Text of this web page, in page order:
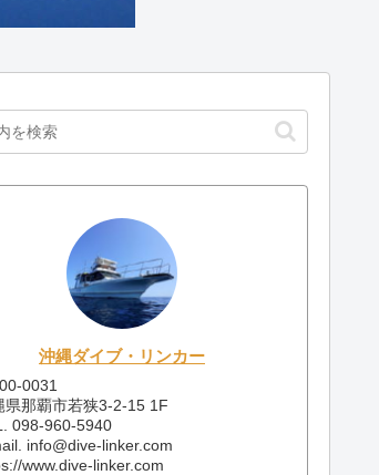
沖縄ダイブ・リンカー
0031
県那覇市若狭3-2-15 1F
098-960-5940
info@dive-linker.com
www.dive-linker.com